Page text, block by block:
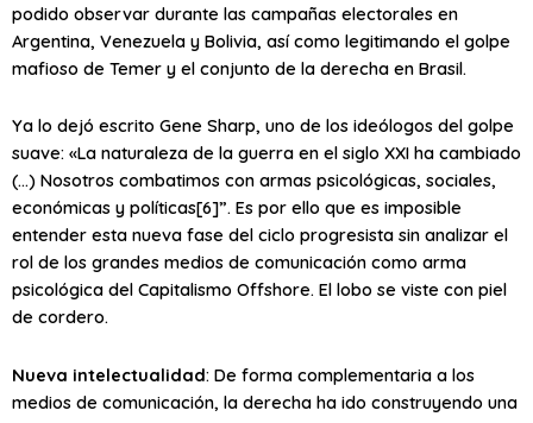
podido observar durante las campañas electorales en
Argentina, Venezuela y Bolivia, así como legitimando el golpe
mafioso de Temer y el conjunto de la derecha en Brasil.
Ya lo dejó escrito Gene Sharp, uno de los ideólogos del golpe
suave: «La naturaleza de la guerra en el siglo XXI ha cambiado
(…) Nosotros combatimos con armas psicológicas, sociales,
económicas y políticas[6]”. Es por ello que es imposible
entender esta nueva fase del ciclo progresista sin analizar el
rol de los grandes medios de comunicación como arma
psicológica del Capitalismo Offshore. El lobo se viste con piel
de cordero.
Nueva intelectualidad: De forma complementaria a los
medios de comunicación, la derecha ha ido construyendo una